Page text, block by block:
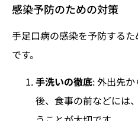
感染予防のための対策
手足口病の感染を予防する
です。
手洗いの徹底: 外出先
後、食事の前などには